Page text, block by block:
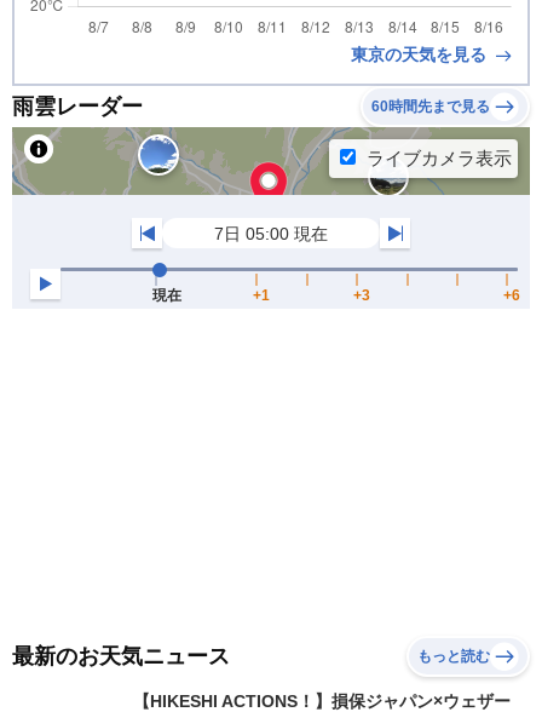
東京の天気を見る
雨雲レーダー 60時間先まで見る
最新のお天気ニュース もっと読む
【HIKESHI ACTIONS！】損保ジャパン×ウェザー